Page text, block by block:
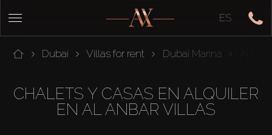
ES
Dubai Villas for rent Dubai Marina
CHALETS Y CASAS EN ALQUILER
EN AL ANBAR VILLAS